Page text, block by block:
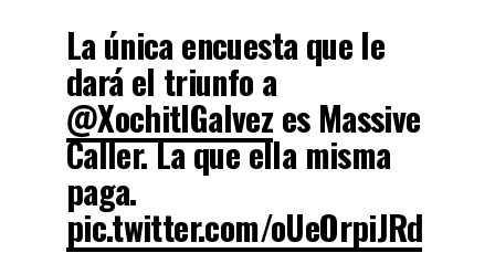
La única encuesta que le
dará el triunfo a
@XochitlGalvez es Massive
Caller. La que ella misma
paga.
pic.twitter.com/oUeOrpiJRd